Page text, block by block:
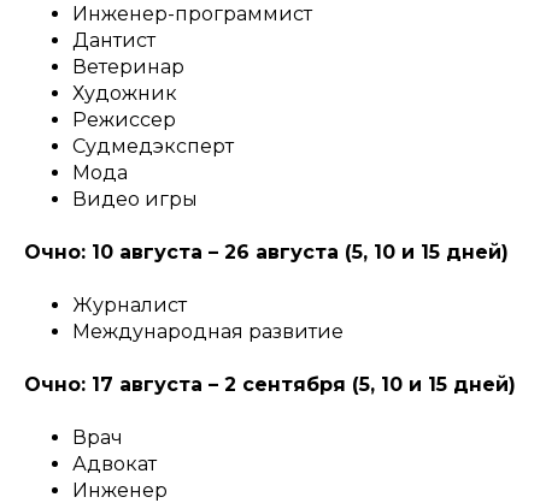
Инженер-программист
Дантист
Ветеринар
Художник
Режиссер
Судмедэксперт
Мода
Видео игры
Очно: 10 августа – 26 августа (5, 10 и 15 дней)
Журналист
Международная развитие
Очно: 17 августа – 2 сентября (5, 10 и 15 дней)
Врач
Адвокат
Инженер